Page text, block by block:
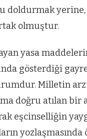
doldurmak yerine,
olmuştur.
yasa
gösterdiği
Milletin
doğru atılan bir
eşcinselliğin